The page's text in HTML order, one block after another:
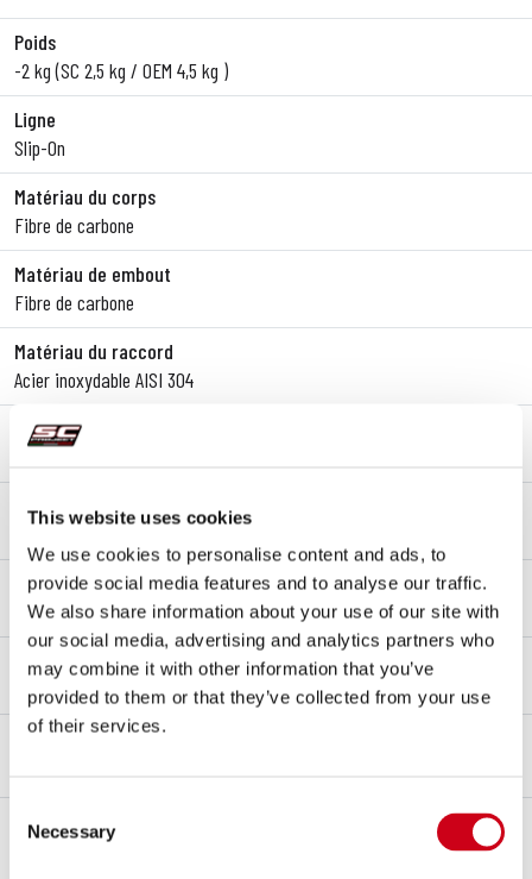
This website uses cookies
We use cookies to personalise content and ads, to
provide social media features and to analyse our traffic.
We also share information about your use of our site with
our social media, advertising and analytics partners who
may combine it with other information that you’ve
provided to them or that they’ve collected from your use
of their services.
Selection
Necessary
Poids
-2 kg (SC 2,5 kg / OEM 4,5 kg )
Ligne
Slip-On
Matériau du corps
Fibre de carbone
Matériau de embout
Fibre de carbone
Matériau du raccord
Acier inoxydable AISI 304
Type de Fixation
Homologation – EC / ECE
Certificat d'homologation
Oui
Notes
Compatible avec les valises d'origine
Description